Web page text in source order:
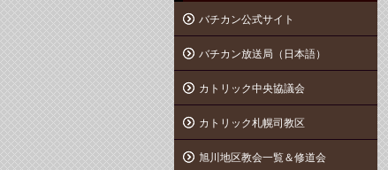
バチカン公式サイト
バチカン放送局（日本語）
カトリック中央協議会
カトリック札幌司教区
旭川地区教会一覧＆修道会